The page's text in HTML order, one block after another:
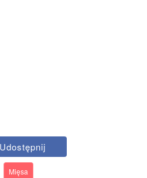
Udostępnij
Mięsa